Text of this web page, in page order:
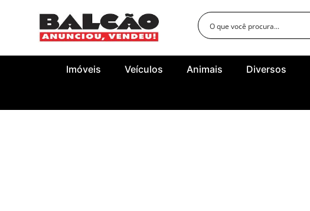
Imóveis Veículos Animais Diversos